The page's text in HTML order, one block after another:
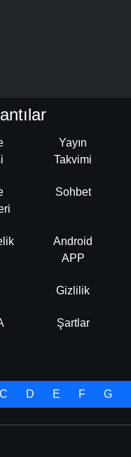
Yayın
Takvimi
Sohbet
Android
APP
Gizlilik
Şartlar
C D E F G